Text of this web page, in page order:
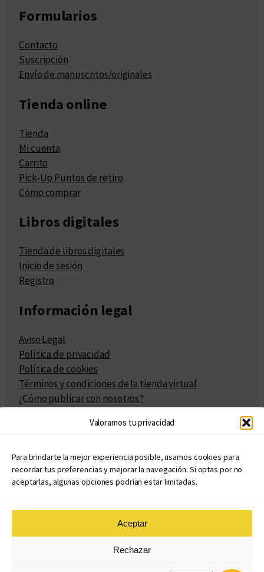
Valoramos tu privacidad
Para brindarte la mejor experiencia posible, usamos cookies para
recordar tus preferencias y mejorar la navegación. Si optas por no
aceptarlas, algunas opciones podrían estar limitadas.
Aceptar
Rechazar
Formularios
Contacto
Suscripción
Envío de manuscritos/originales
Tienda online
Tienda
Mi cuenta
Carrito
Pick-Up Puntos de retiro
Cómo comprar
Libros digitales
Tienda de libros digitales
Inicio de sesión
Registro
Información legal
Aviso Legal
Política de privacidad
Política de cookies
Términos y condiciones de la tienda virtual
¿Cómo publicar con nosotros?
Políticas de publicación
Políticas de coedición
Atribuciones